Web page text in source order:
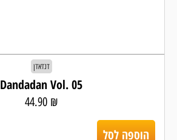
דנדאדן
Dandadan Vol. 05
44.90 ₪
הוספה לסל